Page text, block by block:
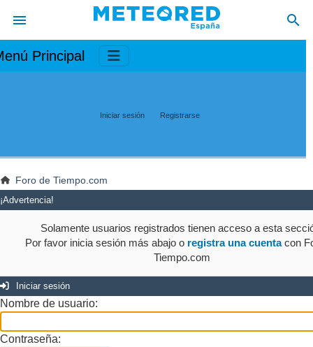
Principal
Iniciar sesión Registrarse
Foro de Tiempo.com
¡Advertencia!
Solamente usuarios registrados tienen acceso a esta
Por favor inicia sesión más abajo o registra una cuentacon
Tiempo.com
Iniciar sesión
Nombre de usuario:
Contraseña: